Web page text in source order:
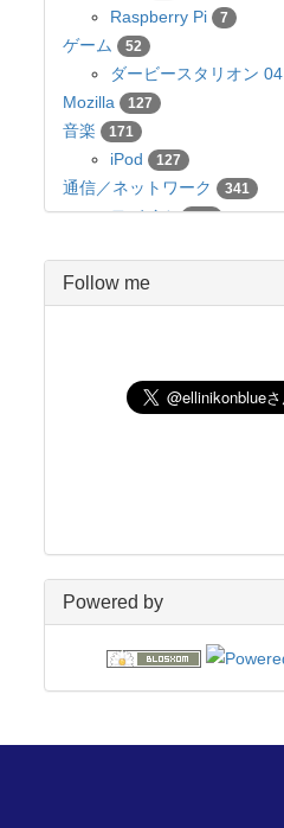
Raspberry Pi 7
ゲーム 52
ダービースタリオン 04
Mozilla 127
音楽 171
iPod 127
通信／ネットワーク 341
モバイル 136
Pico
UNIX 198
PukiWiki 18
日々の出来事 160
電子書籍
Follow me
Powered by